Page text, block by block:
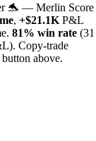
🐬 — Merlin Score
, +$21.1K P&L
81% win rate (31
Copy-trade
button above.